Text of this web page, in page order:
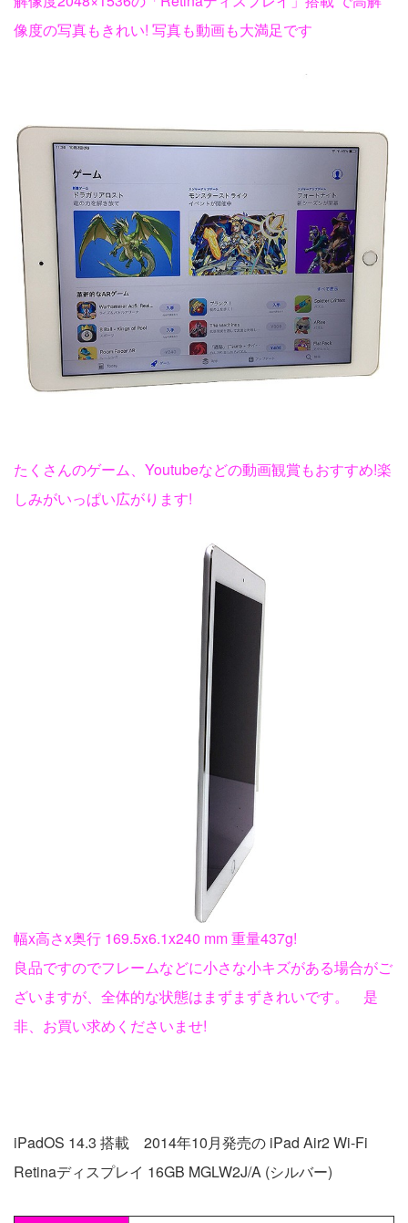
像度の写真もきれい! 写真も動画も大満足です
たくさんのゲーム、Youtubeなどの動画観賞もおすすめ!楽
しみがいっぱい広がります!
幅x高さx奥行 169.5x6.1x240 mm 重量437g!
良品ですのでフレームなどに小さな小キズがある場合がご
ざいますが、全体的な状態はまずまずきれいです。 是
非、お買い求めくださいませ!
iPadOS 14.3 搭載 2014年10月発売の iPad Air2 Wi-Fi
Retinaディスプレイ 16GB MGLW2J/A (シルバー)